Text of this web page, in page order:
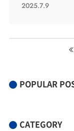
2025.7.9
POPULAR
CATEGORY